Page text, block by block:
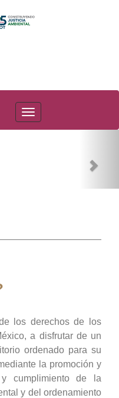
PAOT
los derechos de los
a disfrutar de un
ordenado para su
la promoción y
cumplimiento de la
y del ordenamiento